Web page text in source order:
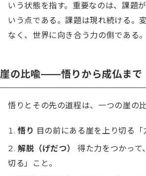
いう状態を指す。重要なのは、課題
いう点である。課題は現れ続ける。
なく、世界に向き合う力の側である。
崖の比喩——悟りから成仏まで
悟りとその先の道程は、一つの崖の
悟り 目の前にある崖を上り切る「
解脱（げだつ）得た力をつかって
切る」こと。